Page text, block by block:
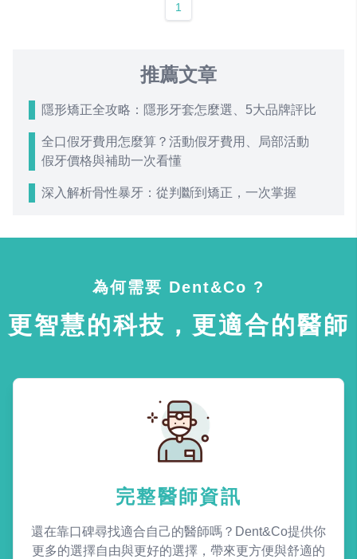
1
推薦文章
隱形矯正全攻略：隱形牙套怎麼選、5大品牌評比
全口假牙費用怎麼算？活動假牙費用、局部活動
假牙價格與補助一次看懂
深入解析骨性暴牙：從判斷到矯正，一次掌握
為何需要 Dent&Co ?
更智慧的科技，更適合的醫師
完整醫師資訊
還在靠口碑尋找適合自己的醫師嗎？Dent&Co提供你
更多的選擇自由與更好的選擇，帶來更方便與舒適的